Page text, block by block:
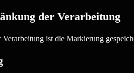
der Verarbeitung
ist die Markierung